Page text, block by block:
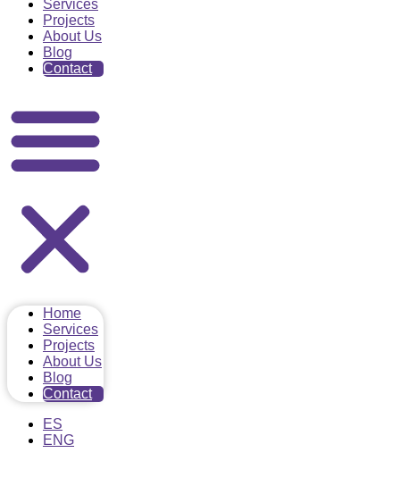
Services
Projects
About Us
Blog
Contact
Home
Services
Projects
About Us
Blog
Contact
ES
ENG